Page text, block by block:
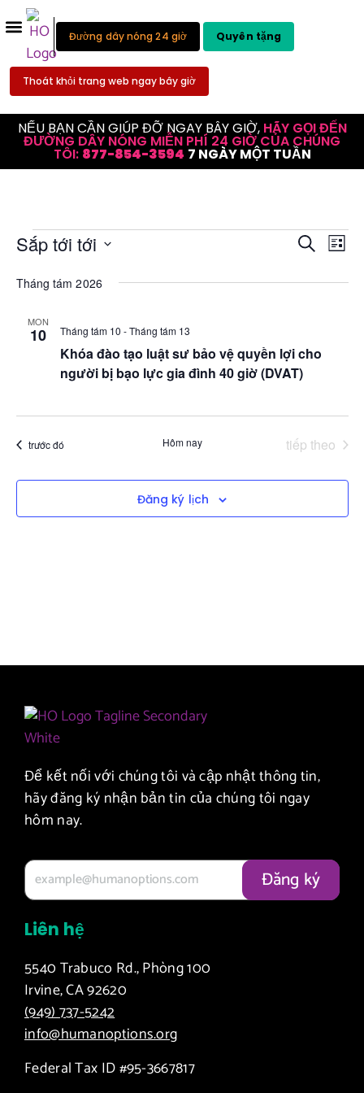
Đường dây nóng 24 giờ Quyên tặng
Thoát khỏi trang web ngay bây giờ
NẾU BẠN CẦN GIÚP ĐỠ NGAY BÂY GIỜ, HÃY GỌI ĐẾN
ĐƯỜNG DÂY NÓNG MIỄN PHÍ 24 GIỜ CỦA CHÚNG
TÔI: 877-854-3594 7 NGÀY MỘT TUẦN
Tìm
kiếm
và
điều
chế
độ
Tìm kiếm
Sắp tới tới
ngày.
Tháng tám 2026
MON
10
Khóa đào tạo luật sư bảo vệ quyền lợi cho
người bị bạo lực gia đình 40 giờ (DVAT)
Tháng tám 10 -Tháng tám 13
Sự kiện
trước đó Hôm nay Sự kiện
tiếp theo
Đăng ký lịch
Để kết nối với chúng tôi và cập nhật thông tin,
hãy đăng ký nhận bản tin của chúng tôi ngay
hôm nay.
Liên hệ
5540 Trabuco Rd., Phòng 100
Irvine, CA 92620
(949) 737-5242
info@humanoptions.org
Federal Tax ID #95-3667817